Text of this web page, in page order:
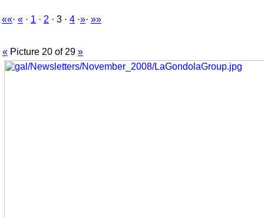
««· « · 1 · 2 · 3 · 4 ·»· »»
« Picture 20 of 29 »